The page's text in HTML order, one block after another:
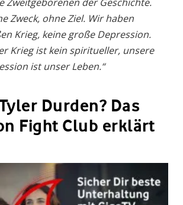
Zweck, ohne Ziel. Wir haben
Krieg, keine große Depression.
Krieg ist kein spiritueller, unsere
ist unser Leben.“
Durden? Das
Fight Club erklärt